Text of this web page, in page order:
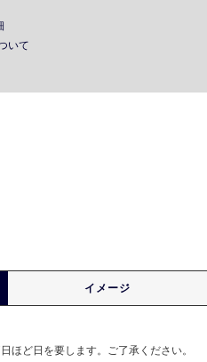
いて
イメージ
ほど日を要します。ご了承ください。